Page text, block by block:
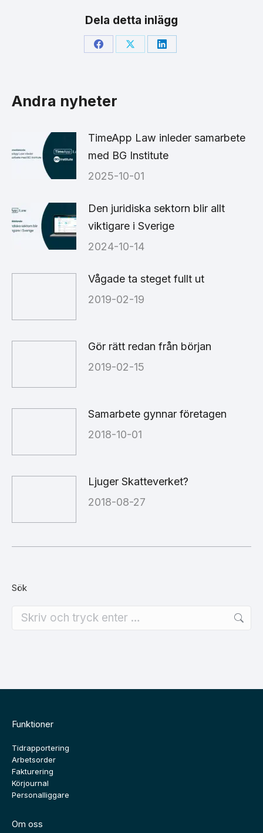
Dela detta inlägg
Share Share Share
Andra nyheter
TimeApp Law inleder samarbete
med BG Institute
2025-10-01
Den juridiska sektorn blir allt
viktigare i Sverige
2024-10-14
Vågade ta steget fullt ut
2019-02-19
Gör rätt redan från början
2019-02-15
Samarbete gynnar företagen
2018-10-01
Ljuger Skatteverket?
2018-08-27
Sök
Funktioner
Tidrapportering
Arbetsorder
Fakturering
Körjournal
Personalliggare
Om oss